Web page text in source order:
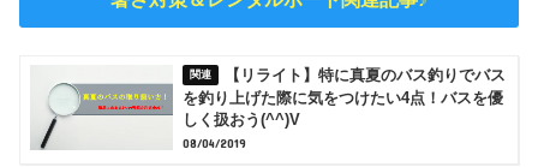
【リライト】特に真夏のバス釣りでバス
を釣り上げた際に気をつけたい4点！バスを優
しく扱おう(^^)V
08/04/2019